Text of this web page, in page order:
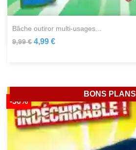
bâche outiror multi-usages...
9,99 € 4,99 €
-50%
BONS PLANS